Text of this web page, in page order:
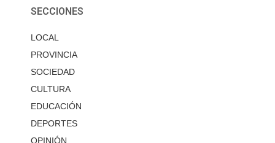
SECCIONES
LOCAL
PROVINCIA
SOCIEDAD
CULTURA
EDUCACIÓN
DEPORTES
OPINIÓN